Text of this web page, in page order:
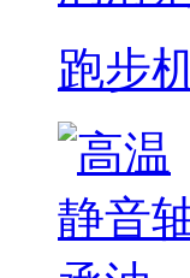
跑步